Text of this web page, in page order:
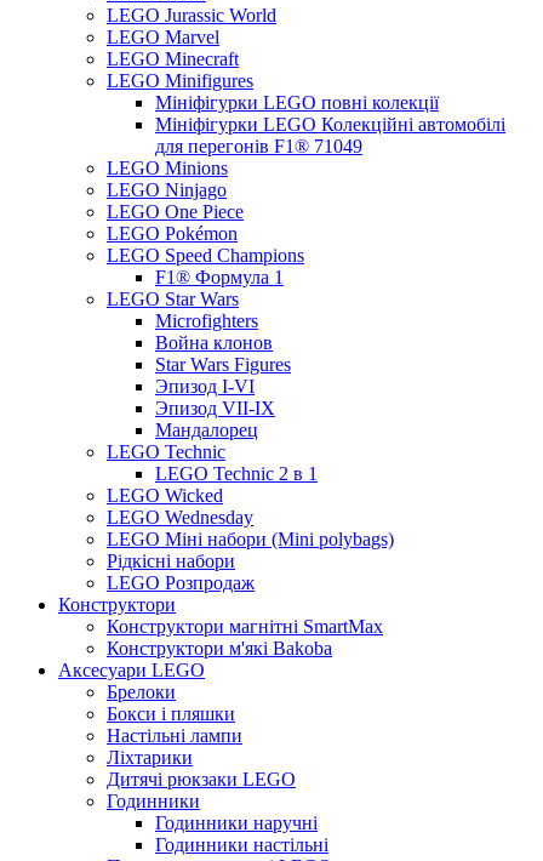
LEGO Jurassic World
LEGO Marvel
LEGO Minecraft
LEGO Minifigures
Мініфігурки LEGO повні колекції
Мініфігурки LEGO Колекційні автомобілі
для перегонів F1® 71049
LEGO Minions
LEGO Ninjago
LEGO One Piece
LEGO Pokémon
LEGO Speed Champions
F1® Формула 1
LEGO Star Wars
Microfighters
Война клонов
Star Wars Figures
Эпизод I-VI
Эпизод VII-IX
Мандалорец
LEGO Technic
LEGO Technic 2 в 1
LEGO Wicked
LEGO Wednesday
LEGO Міні набори (Mini polybags)
Рідкісні набори
LEGO Розпродаж
Конструктори
Конструктори магнітні SmartMax
Конструктори м'які Bakoba
Аксесуари LEGO
Брелоки
Бокси і пляшки
Настільні лампи
Ліхтарики
Дитячі рюкзаки LEGO
Годинники
Годинники наручні
Годинники настільні